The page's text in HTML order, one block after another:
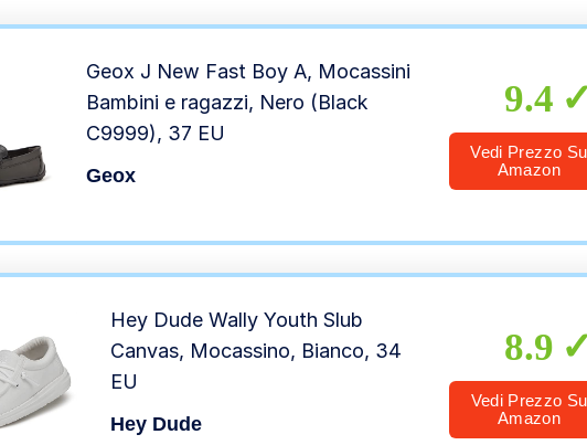
Geox J New Fast Boy A, Mocassini
Bambini e ragazzi, Nero (Black
C9999), 37 EU
Geox
9.4
Vedi Prezzo Su
Amazon
Hey Dude Wally Youth Slub
Canvas, Mocassino, Bianco, 34
EU
Hey Dude
8.9
Vedi Prezzo Su
Amazon